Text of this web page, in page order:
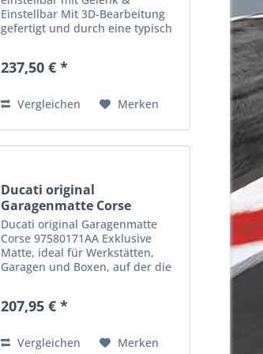
Einstellbar Mit 3D-Bearbeitung
gefertigt und durch eine typisch
geringere Bruchgefahr. Die
237,50 € *
Vergleichen Merken
Ducati original
Garagenmatte Corse
97580171AA
Ducati original Garagenmatte
Corse 97580171AA Exklusive
Matte, ideal für Werkstätten,
Garagen und Boxen, auf der die
kompakte, strapazierfähige
Filz...
207,95 € *
Vergleichen Merken